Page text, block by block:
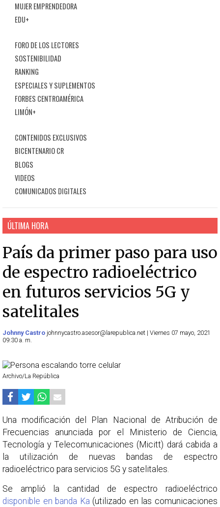
MUJER EMPRENDEDORA
EDU+
FORO DE LOS LECTORES
SOSTENIBILIDAD
RANKING
ESPECIALES Y SUPLEMENTOS
FORBES CENTROAMÉRICA
LIMÓN+
CONTENIDOS EXCLUSIVOS
BICENTENARIO CR
BLOGS
VIDEOS
COMUNICADOS DIGITALES
ÚLTIMA HORA
País da primer paso para uso
de espectro radioeléctrico
en futuros servicios 5G y
satelitales
Johnny Castro johnnycastro.asesor@larepublica.net | Viernes 07 mayo, 2021
09:30 a. m.
Archivo/La República
Una modificación del Plan Nacional de Atribución de
Frecuencias anunciada por el Ministerio de Ciencia,
Tecnología y Telecomunicaciones (Micitt) dará cabida a
la utilización de nuevas bandas de espectro
radioeléctrico para servicios 5G y satelitales.
Se amplió la cantidad de espectro radioeléctrico
disponible en banda Ka (utilizado en las comunicaciones